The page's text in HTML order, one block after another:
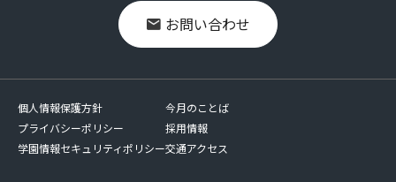
お問い合わせ
個人情報保護方針
プライバシーポリシー
学園情報セキュリティポリシー
今月のことば
採用情報
交通アクセス